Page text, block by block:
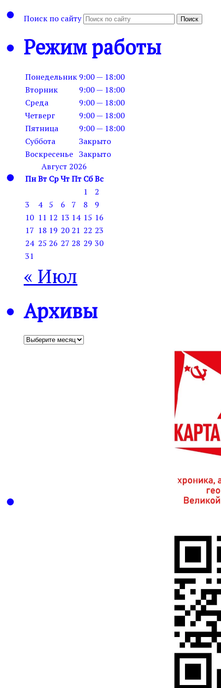
Поиск по сайту Поиск
Режим работы
Понедельник 9:00 — 18:00
Вторник
9:00 — 18:00
Среда
9:00 — 18:00
Четверг
9:00 — 18:00
Пятница
9:00 — 18:00
Суббота
Закрыто
Воскресенье Закрыто
Август 2026
ПнВт СрЧтПт СбВс
1
2
3
4 5 6 7 8
9
10 11 12 13 14 15 16
17 18 19 20 21 22 23
24 25 26 27 28 29 30
31
« Июл
Архивы
Архивы